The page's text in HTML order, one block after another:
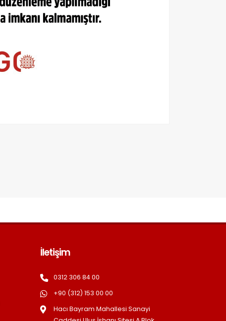
İletişim
0312 306 84 00
+90 (312) 153 00 00
Hacı Bayram Mahallesi Sanayi